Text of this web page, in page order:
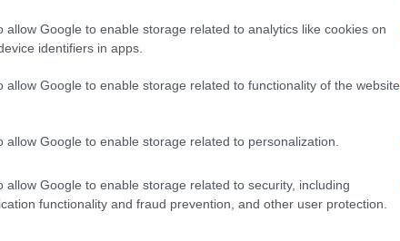
allow Google to enable storage related to analytics like cookies on
identifiers in apps.
allow Google to enable storage related to functionality of the website
allow Google to enable storage related to personalization.
allow Google to enable storage related to security, including
functionality and fraud prevention, and other user protection.
συνεργασίας, αξιοποιώντας την ιστορική της
φαινόμενο· είναι αναπόσπαστο στοιχείο της
το ζητούμενο δεν είναι μόνο η αναδρομή στην
προς τον κόσμο. Η Κέρκυρα δεν υπήρξε ποτέ
παραμείνει αυτό που πάντα ήταν: ένας τόπος
κόμβος ευρωπαϊκής και διεθνούς σύνδεσης.